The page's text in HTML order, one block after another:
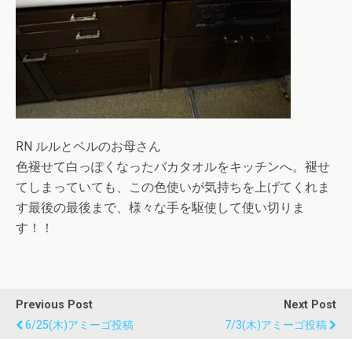
RN ルルとベルのお母さん
色褪せて白っぽくなったバカタオルをキッチンへ。褪せ
てしまっていても、この色使いが気持ちを上げてくれま
す最後の最後まで、様々な手を駆使して使い切りま
す！！
Previous Post
6/25(木)アミーゴ投稿
Next Post
7/3(木)アミーゴ投稿